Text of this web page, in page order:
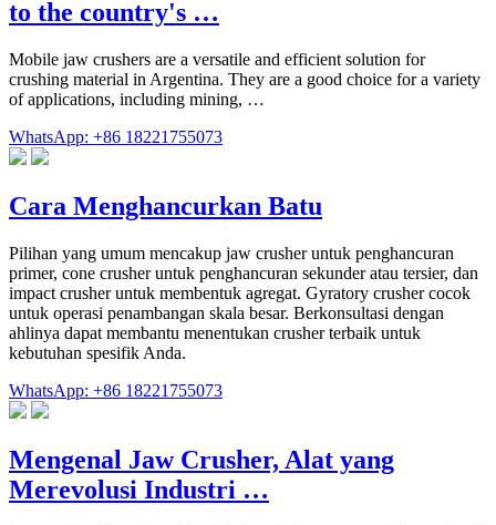
to the country's …
Mobile jaw crushers are a versatile and efficient solution for
crushing material in Argentina. They are a good choice for a variety
of applications, including mining, …
WhatsApp: +86 18221755073
Cara Menghancurkan Batu
Pilihan yang umum mencakup jaw crusher untuk penghancuran
primer, cone crusher untuk penghancuran sekunder atau tersier, dan
impact crusher untuk membentuk agregat. Gyratory crusher cocok
untuk operasi penambangan skala besar. Berkonsultasi dengan
ahlinya dapat membantu menentukan crusher terbaik untuk
kebutuhan spesifik Anda.
WhatsApp: +86 18221755073
Mengenal Jaw Crusher, Alat yang
Merevolusi Industri …